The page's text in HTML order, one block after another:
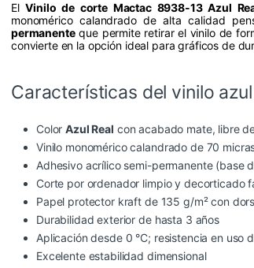
ElVinilo de corte Mactac 8938-13 Azul
monomérico calandrado de alta calidad
permanenteque permite retirar el vinilo de
convierte en la opción ideal para gráficos de
Características del vinilo
ColorAzul Real con acabado mate, libre
Vinilo monomérico calandrado de 70
Adhesivo acrílico semi-permanente (base
Corte por ordenador limpio y decorticado
Papel protector kraft de 135 g/m² con
Durabilidad exterior de hasta 3 años
Aplicación desde 0 °C; resistencia en uso
Excelente estabilidad dimensional